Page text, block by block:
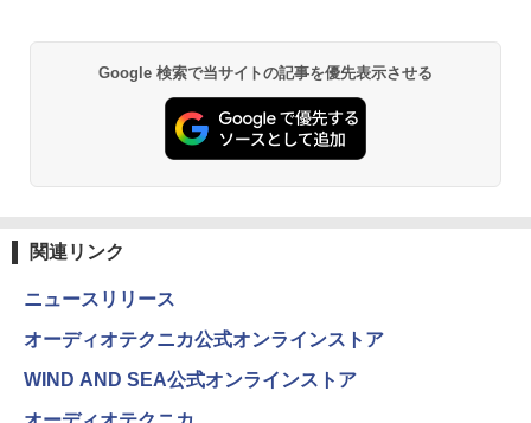
Google 検索で当サイトの記事を優先表示させる
関連リンク
ニュースリリース
オーディオテクニカ公式オンラインストア
WIND AND SEA公式オンラインストア